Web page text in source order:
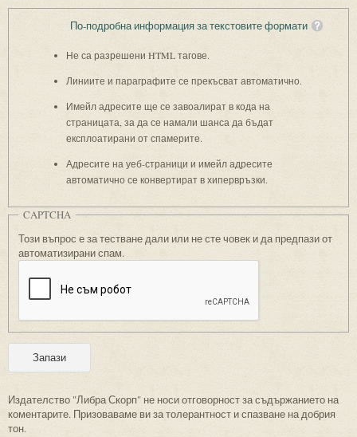
По-подробна информация за текстовите формати
Не са разрешени HTML тагове.
Линиите и параграфите се прекъсват автоматично.
Имейл адресите ще се завоалират в кода на
страницата, за да се намали шанса да бъдат
експлоатирани от спамерите.
Адресите на уеб-страници и имейл адресите
автоматично се конвертират в хипервръзки.
CAPTCHA
Този въпрос е за тестване дали или не сте човек и да предпази от
автоматизирани спам.
Издателство "Либра Скорп" не носи отговорност за съдържанието на
коментарите. Призоваваме ви за толерантност и спазване на добрия
тон.